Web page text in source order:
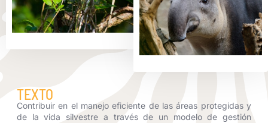
TEXTO
Contribuir en el manejo eficiente de las áreas protegidas y
de la vida silvestre a través de un modelo de gestión